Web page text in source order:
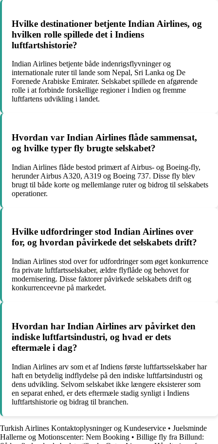
Hvilke destinationer betjente Indian Airlines, og
hvilken rolle spillede det i Indiens
luftfartshistorie?
Indian Airlines betjente både indenrigsflyvninger og
internationale ruter til lande som Nepal, Sri Lanka og De
Forenede Arabiske Emirater. Selskabet spillede en afgørende
rolle i at forbinde forskellige regioner i Indien og fremme
luftfartens udvikling i landet.
Hvordan var Indian Airlines flåde sammensat,
og hvilke typer fly brugte selskabet?
Indian Airlines flåde bestod primært af Airbus- og Boeing-fly,
herunder Airbus A320, A319 og Boeing 737. Disse fly blev
brugt til både korte og mellemlange ruter og bidrog til selskabets
operationer.
Hvilke udfordringer stod Indian Airlines over
for, og hvordan påvirkede det selskabets drift?
Indian Airlines stod over for udfordringer som øget konkurrence
fra private luftfartsselskaber, ældre flyflåde og behovet for
modernisering. Disse faktorer påvirkede selskabets drift og
konkurrenceevne på markedet.
Hvordan har Indian Airlines arv påvirket den
indiske luftfartsindustri, og hvad er dets
eftermæle i dag?
Indian Airlines arv som et af Indiens første luftfartsselskaber har
haft en betydelig indflydelse på den indiske luftfartsindustri og
dens udvikling. Selvom selskabet ikke længere eksisterer som
en separat enhed, er dets eftermæle stadig synligt i Indiens
luftfartshistorie og bidrag til branchen.
Turkish Airlines Kontaktoplysninger og Kundeservice • Juelsminde
Hallerne og Motionscenter: Nem Booking • Billige fly fra Billund: